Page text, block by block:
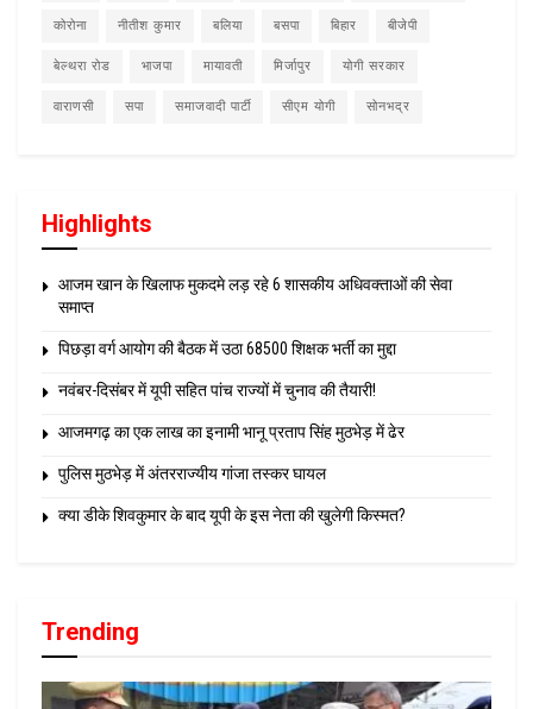
कोरोना नीतीश कुमार बलिया बसपा बिहार बीजेपी
बेल्थरा रोड भाजपा मायावती मिर्जापुर योगी सरकार
वाराणसी सपा समाजवादी पार्टी सीएम योगी सोनभद्र
Highlights
आजम खान के खिलाफ मुकदमे लड़ रहे 6 शासकीय अधिवक्ताओं की सेवा
समाप्त
पिछड़ा वर्ग आयोग की बैठक में उठा 68500 शिक्षक भर्ती का मुद्दा
नवंबर-दिसंबर में यूपी सहित पांच राज्यों में चुनाव की तैयारी!
आजमगढ़ का एक लाख का इनामी भानू प्रताप सिंह मुठभेड़ में ढेर
पुलिस मुठभेड़ में अंतरराज्यीय गांजा तस्कर घायल
क्या डीके शिवकुमार के बाद यूपी के इस नेता की खुलेगी किस्मत?
Trending